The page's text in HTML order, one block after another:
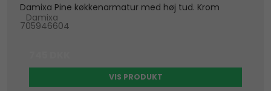
Damixa Pine køkkenarmatur med høj tud. Krom
Damixa
705946604
VIS PRODUKT